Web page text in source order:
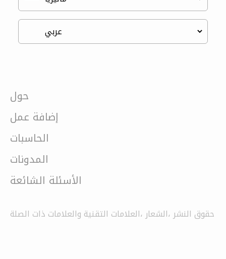
حول
إضافة عمل
الحاسبات
المدونات
الأسئلة الشائعة
حقوق النشر ،الشعار ،العلامات التقنية والعلامات ذات الصلة